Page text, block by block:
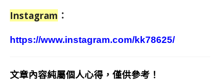
Instagram ：
https://www.instagram.com/kk78625/
文章內容純屬個人心得，僅供參考！